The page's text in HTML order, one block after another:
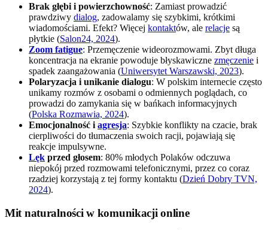
Brak głębi i powierzchowność: Zamiast prowadzić
prawdziwy dialog, zadowalamy się szybkimi, krótkimi
wiadomościami. Efekt? Więcej kontaktów, ale relacje są
płytkie (Salon24, 2024).
Zoom fatigue: Przemęczenie wideorozmowami. Zbyt długa
koncentracja na ekranie powoduje błyskawiczne zmęczenie i
spadek zaangażowania (Uniwersytet Warszawski, 2023).
Polaryzacja i unikanie dialogu: W polskim internecie często
unikamy rozmów z osobami o odmiennych poglądach, co
prowadzi do zamykania się w bańkach informacyjnych
(Polska Rozmawia, 2024).
Emocjonalność i agresja: Szybkie konflikty na czacie, brak
cierpliwości do tłumaczenia swoich racji, pojawiają się
reakcje impulsywne.
Lęk przed głosem: 80% młodych Polaków odczuwa
niepokój przed rozmowami telefonicznymi, przez co coraz
rzadziej korzystają z tej formy kontaktu (Dzień Dobry TVN,
2024).
Mit naturalności w komunikacji online